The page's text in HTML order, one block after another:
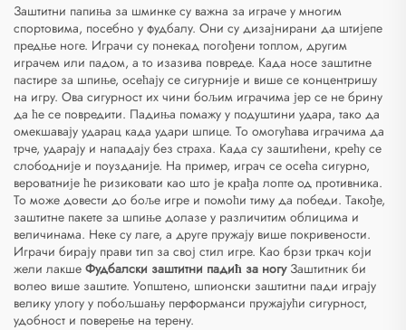
Заштитни папиња за шминке су важна за играче у многим
спортовима, посебно у фудбалу. Они су дизајнирани да штијепе
предње ноге. Играчи су понекад погођени топлом, другим
играчем или падом, а то изазива повреде. Када носе заштитне
пастире за шпиње, осећају се сигурније и више се концентришу
на игру. Ова сигурност их чини бољим играчима јер се не брину
да ће се повредити. Падиња помажу у подуштини удара, тако да
омекшавају ударац када удари шпице. То омогућава играчима да
трче, ударају и нападају без страха. Када су заштићени, крећу се
слободније и поузданије. На пример, играч се осећа сигурно,
вероватније ће ризиковати као што је крађа лопте од противника.
То може довести до боље игре и помоћи тиму да победи. Такође,
заштитне пакете за шпиње долазе у различитим облицима и
величинама. Неке су лаге, а друге пружају више покривености.
Играчи бирају прави тип за свој стил игре. Као брзи тркач који
жели лакше Фудбалски заштитни падић за ногу Заштитник би
волео више заштите. Уопштено, шпионски заштитни пади играју
велику улогу у побољшању перформанси пружајући сигурност,
удобност и поверење на терену.